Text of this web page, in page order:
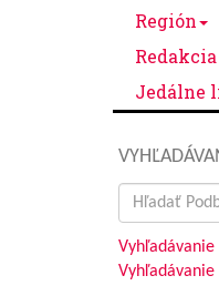
Región
Redakcia
Jedálne
Search
for: